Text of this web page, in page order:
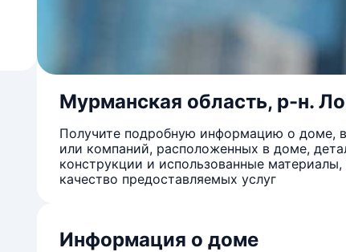
Мурманская область, р-н.
Получите подробную информацию о доме,
или компаний, расположенных в доме,
конструкции и использованные
качество предоставляемых услуг
Информация о доме